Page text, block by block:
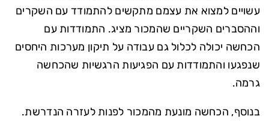
עשויים למצוא את עצמם מתקשים להתמודד עם השקרים
וההסברים השקריים שהמכור מציג. התמודדות עם
הכחשה יכולה לכלול גם עבודה על תיקון מערכות היחסים
שנפגעו והתמודדות עם הפגיעות הרגשיות שהכחשה
גרמה.
בנוסף, הכחשה מונעת מהמכור לפנות לעזרה הנדרשת.